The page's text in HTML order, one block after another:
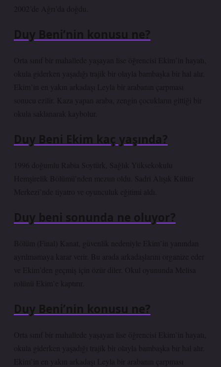
2002’de Ağrı’da doğdu.
Duy Beni’nin konusu ne?
Orta sınıf bir mahallede yaşayan lise öğrencisi Ekim’in hayatı,
okula giderken yaşadığı trajik bir olayla bambaşka bir hal alır.
Ekim’in en yakın arkadaşı Leyla bir arabanın çarpması
sonucu ezilir. Kaza yapan araba, zengin çocukların gittiği bir
okula saklanarak kaybolur.
Duy Beni Ekim kaç yaşında?
1996 doğumlu Rabia Soytürk, Sağlık Yüksekokulu
Hemşirelik Bölümü’nden mezun oldu. Sadri Alışık Kültür
Merkezi’nde tiyatro ve oyunculuk eğitimi aldı.
Duy beni sonunda ne oluyor?
Bölüm (Final) Kanat, güvenlik nedeniyle Ekim’in yanından
ayrılmamaya karar verir. Bu arada arkadaşlarını organize eder
ve Ekim’den geçmiş için özür diler. Okul oyununda Melisa
rolünü Ekim’e kaptırır.
Duy Beni’nin konusu ne?
Orta sınıf bir mahallede yaşayan lise öğrencisi Ekim’in hayatı,
okula giderken yaşadığı trajik bir olayla bambaşka bir hal alır.
Ekim’in en yakın arkadaşı Leyla bir arabanın çarpması